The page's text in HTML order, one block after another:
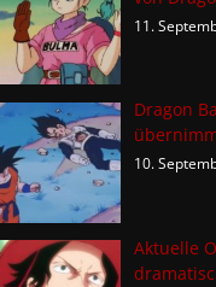
11.
Dragon
10.
Aktuelle